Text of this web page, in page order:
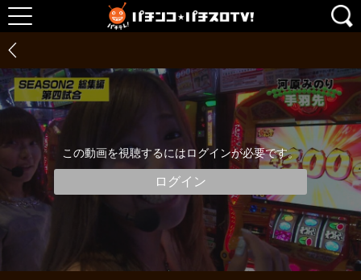
この動画を視聴するにはログインが必要です。
ログイン